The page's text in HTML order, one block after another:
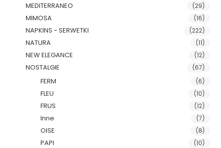
MEDITERRANEO (29)
MIMOSA (16)
NAPKINS - SERWETKI (222)
NATURA (11)
NEW ELEGANCE (12)
NOSTALGIE (67)
FERM (6)
FLEU (10)
FRUS (12)
Inne (7)
OISE (8)
PAPI (10)